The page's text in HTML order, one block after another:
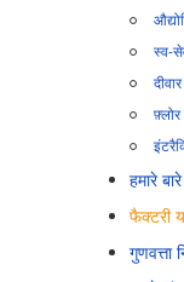
स्व-
फ़्लोर
हमारे
फैक्टरी
गुणवत्ता